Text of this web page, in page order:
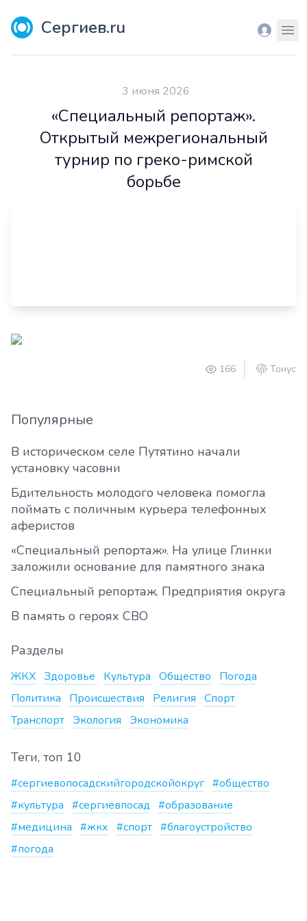
Сергиев.ru Вход
3 июня 2026
«Специальный репортаж».
Открытый межрегиональный
турнир по греко-римской
борьбе
166 Тонус
Популярные
В историческом селе Путятино начали
установку часовни
Бдительность молодого человека помогла
поймать с поличным курьера телефонных
аферистов
«Специальный репортаж». На улице Глинки
заложили основание для памятного знака
Специальный репортаж. Предприятия округа
В память о героях СВО
Разделы
ЖКХ Здоровье Культура Общество
Погода
Политика
Происшествия Религия Спорт
Транспорт Экология Экономика
Теги, топ 10
#сергиевопосадскийгородскойокруг #общество
#культура #сергиевпосад #образование
#медицина #жкх #спорт #благоустройство
#погода